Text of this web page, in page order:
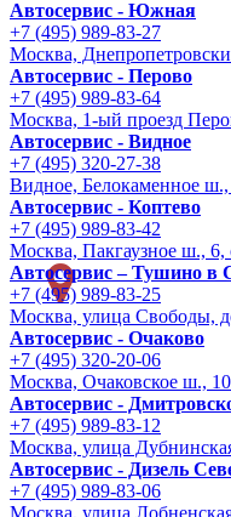
Автосервис - Южная
+7 (495) 989-83-27
Москва,
Автосервис - Перово
+7 (495) 989-83-64
Москва, 1-ый проезд
Автосервис - Видное
+7 (495) 320-27-38
Видное, Белокаменное
Автосервис - Коптево
+7 (495) 989-83-42
Москва, Пакгаузное ш., 6,
Автосервис – Тушино в
+7 (495) 989-83-25
Москва, улица Свободы,
Автосервис - Очаково
+7 (495) 320-20-06
Москва, Очаковское ш.,
Автосервис -
+7 (495) 989-83-12
Москва, улица
Автосервис - Дизель
+7 (495) 989-83-06
Москва, улица